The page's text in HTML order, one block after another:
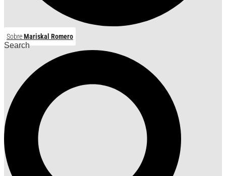
SobreMariskal Romero
Search